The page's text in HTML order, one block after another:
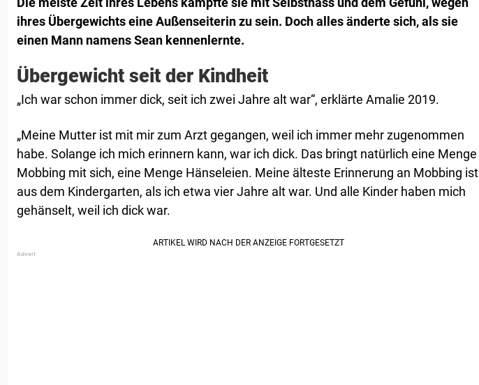
ihres Übergewichts eine Außenseiterin zu sein. Doch alles änderte sich, als sie
einen Mann namens Sean kennenlernte.
Übergewicht seit der Kindheit
„Ich war schon immer dick, seit ich zwei Jahre alt war“, erklärte Amalie 2019.
„Meine Mutter ist mit mir zum Arzt gegangen, weil ich immer mehr zugenommen
habe. Solange ich mich erinnern kann, war ich dick. Das bringt natürlich eine Menge
Mobbing mit sich, eine Menge Hänseleien. Meine älteste Erinnerung an Mobbing ist
aus dem Kindergarten, als ich etwa vier Jahre alt war. Und alle Kinder haben mich
gehänselt, weil ich dick war.